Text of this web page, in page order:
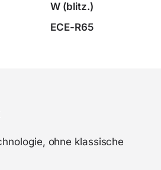
W (blitz.)
ECE-R65
ohne klassische